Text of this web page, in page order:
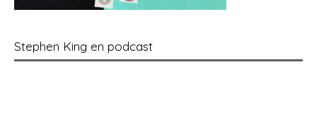
Stephen King en podcast